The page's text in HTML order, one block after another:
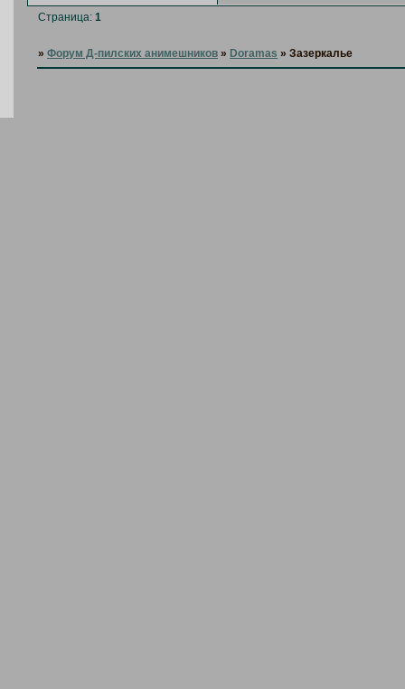
Страница:1
»Форум Д-пилских анимешников » Doramas »Зазеркалье